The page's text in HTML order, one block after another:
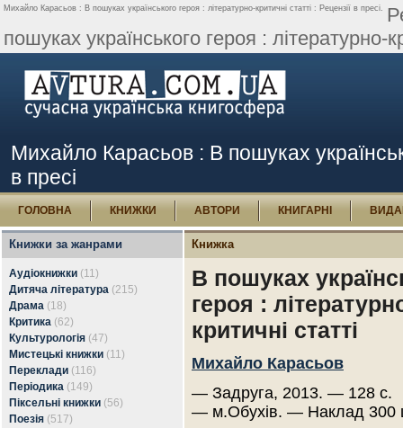
Михайло Карасьов : В пошуках українського героя : літературно-критичні статті : Рецензії в пресі.
пошуках українського героя : літературно-
Михайло Карасьов : В пошуках
в пресі
ГОЛОВНА КНИЖКИ АВТОРИ КНИГАРНІ
Книжки за жанрами
Аудіокнижки (11)
Дитяча література (215)
Драма (18)
Критика (62)
Культурологія (47)
Мистецькі книжки (11)
Переклади (116)
Періодика (149)
Піксельні книжки (56)
Поезія (517)
Книжка
В пошуках
героя :
критичні статті
Михайло Карасьов
— Задруга, 2013. — 128 с.
— м.Обухів. — Наклад 300